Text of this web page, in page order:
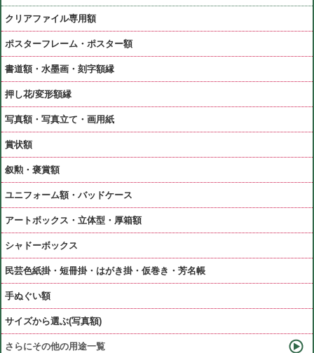
クリアファイル専用額
ポスターフレーム・ポスター額
書道額・水墨画・刻字額縁
押し花/変形額縁
写真額・写真立て・画用紙
賞状額
叙勲・褒賞額
ユニフォーム額・バッドケース
アートボックス・立体型・厚箱額
シャドーボックス
民芸色紙掛・短冊掛・はがき掛・仮巻き・芳名帳
手ぬぐい額
サイズから選ぶ(写真額)
さらにその他の用途一覧